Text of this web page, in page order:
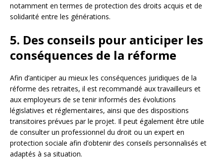
notamment en termes de protection des droits acquis et de
solidarité entre les générations.
5. Des conseils pour anticiper les
conséquences de la réforme
Afin d’anticiper au mieux les conséquences juridiques de la
réforme des retraites, il est recommandé aux travailleurs et
aux employeurs de se tenir informés des évolutions
législatives et réglementaires, ainsi que des dispositions
transitoires prévues par le projet. Il peut également être utile
de consulter un professionnel du droit ou un expert en
protection sociale afin d’obtenir des conseils personnalisés et
adaptés à sa situation.